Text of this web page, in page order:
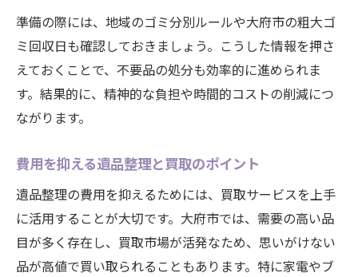
準備の際には、地域のゴミ分別ルールや大府市の粗大ゴ
ミ回収日も確認しておきましょう。こうした情報を押さ
えておくことで、不要品の処分も効率的に進められま
す。結果的に、精神的な負担や時間的コストの削減につ
ながります。
費用を抑える遺品整理と買取のポイント
遺品整理の費用を抑えるためには、買取サービスを上手
に活用することが大切です。大府市では、需要の高い品
目が多く存在し、買取市場が活発なため、思いがけない
品が高値で買い取られることもあります。特に家電やブ